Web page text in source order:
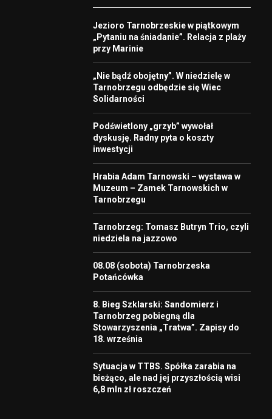
Jezioro Tarnobrzeskie w piątkowym
„Pytaniu na śniadanie”. Relacja z plaży
przy Marinie
„Nie bądź obojętny”. W niedzielę w
Tarnobrzegu odbędzie się Wiec
Solidarności
Podświetlony „grzyb” wywołał
dyskusję. Radny pyta o koszty
inwestycji
Hrabia Adam Tarnowski – wystawa w
Muzeum – Zamek Tarnowskich w
Tarnobrzegu
Tarnobrzeg: Tomasz Butryn Trio, czyli
niedziela na jazzowo
08.08 (sobota) Tarnobrzeska
Potańcówka
8. Bieg Szklarski: Sandomierz i
Tarnobrzeg pobiegną dla
Stowarzyszenia „Tratwa”. Zapisy do
18. września
Sytuacja w TTBS. Spółka zarabia na
bieżąco, ale nad jej przyszłością wisi
6,8 mln zł roszczeń